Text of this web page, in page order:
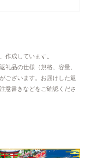
作成しています。
礼品の仕様（規格、容量、
ございます。お届けした返
意書きなどをご確認くださ